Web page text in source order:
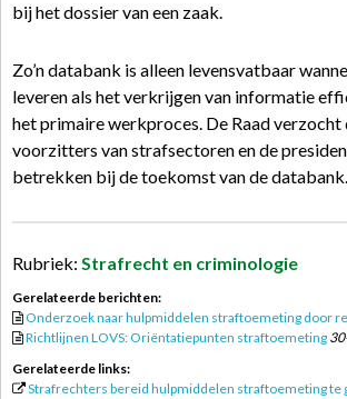
bij het dossier van een zaak.
Zo’n databank is alleen levensvatbaar
leveren als het verkrijgen van informatie
het primaire werkproces. De Raad verzocht
voorzitters van strafsectoren en de
betrekken bij de toekomst van de databank.
Rubriek: Strafrecht en criminologie
Gerelateerde berichten:
Onderzoek naar hulpmiddelen straftoemeting door
Richtlijnen LOVS: Oriëntatiepunten straftoemeting
Gerelateerde links:
Strafrechters bereid hulpmiddelen straftoemeting te